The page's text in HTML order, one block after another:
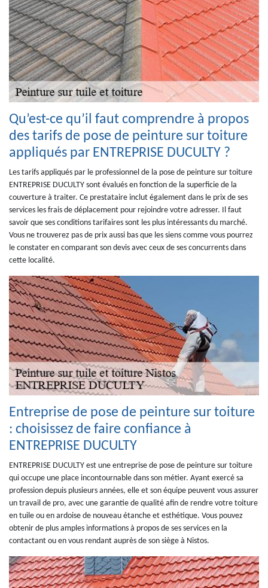
Qu’est-ce qu’il faut comprendre à propos
des tarifs de pose de peinture sur toiture
appliqués par ENTREPRISE DUCULTY ?
Les tarifs appliqués par le professionnel de la pose de peinture sur toiture
ENTREPRISE DUCULTY sont évalués en fonction de la superficie de la
couverture à traiter. Ce prestataire inclut également dans le prix de ses
services les frais de déplacement pour rejoindre votre adresser. Il faut
savoir que ses conditions tarifaires sont les plus intéressants du marché.
Vous ne trouverez pas de prix aussi bas que les siens comme vous pourrez
le constater en comparant son devis avec ceux de ses concurrents dans
cette localité.
Entreprise de pose de peinture sur toiture
: choisissez de faire confiance à
ENTREPRISE DUCULTY
ENTREPRISE DUCULTY est une entreprise de pose de peinture sur toiture
qui occupe une place incontournable dans son métier. Ayant exercé sa
profession depuis plusieurs années, elle et son équipe peuvent vous assurer
un travail de pro, avec une garantie de qualité afin de rendre votre toiture
en tuile ou en ardoise de nouveau étanche et esthétique. Vous pouvez
obtenir de plus amples informations à propos de ses services en la
contactant ou en vous rendant auprès de son siège à Nistos.